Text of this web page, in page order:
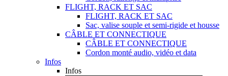
FLIGHT, RACK ET SAC
FLIGHT, RACK ET SAC
Sac, valise souple et semi-rigide et housse
CÂBLE ET CONNECTIQUE
CÂBLE ET CONNECTIQUE
Cordon monté audio, vidéo et data
Infos
Infos